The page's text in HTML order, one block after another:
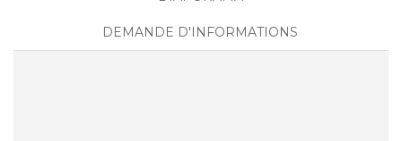
DEMANDE D'INFORMATIONS